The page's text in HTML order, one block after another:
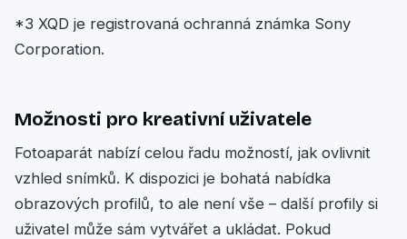
*3 XQD je registrovaná ochranná známka Sony
Corporation.
Možnosti pro kreativní uživatele
Fotoaparát nabízí celou řadu možností, jak ovlivnit
vzhled snímků. K dispozici je bohatá nabídka
obrazových profilů, to ale není vše – další profily si
uživatel může sám vytvářet a ukládat. Pokud